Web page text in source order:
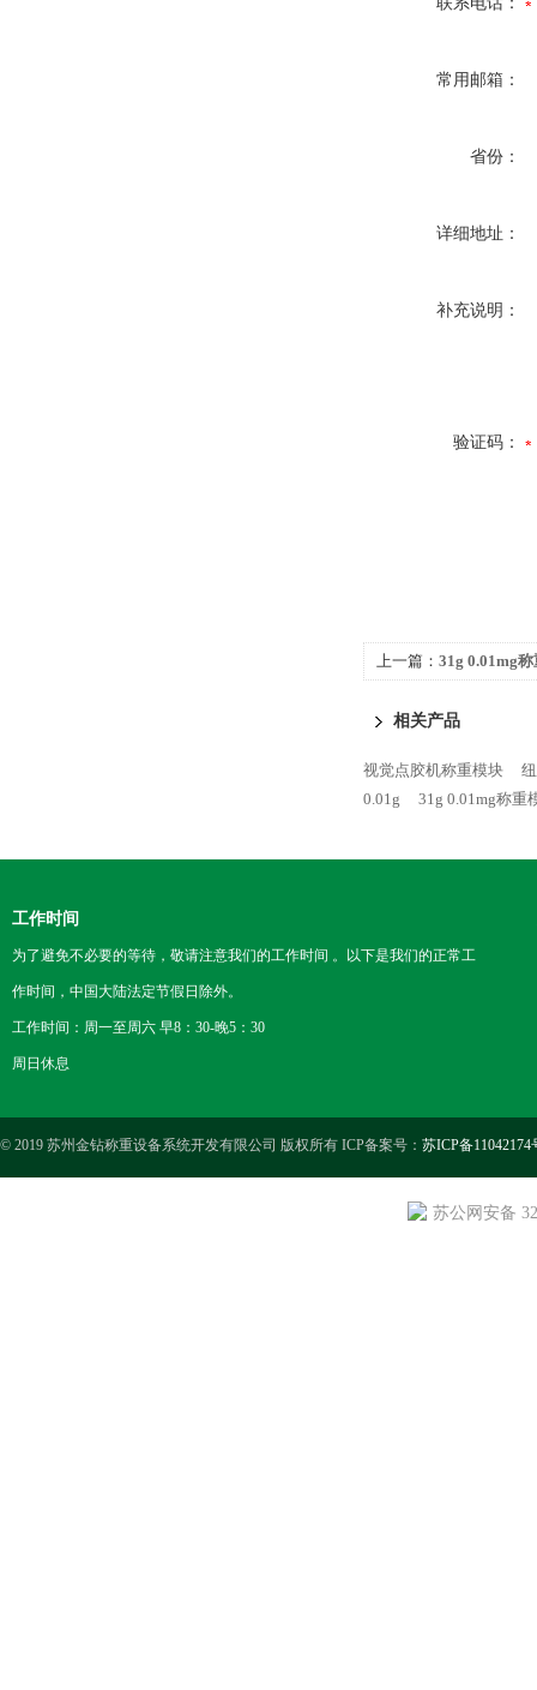
常用邮箱：
省份：
详细地址：
补充说明：
验证码：
上一篇： 31g 0.01mg
相关产品
视觉点胶机称重模块
0.01g
31g 0.01mg称重
工作时间
为了避免不必要的等待，敬请注意我们的工作时间 。以下是我们的正常工
作时间，中国大陆法定节假日除外。
工作时间：周一至周六 早8：30-晚5：30
周日休息
© 2019 苏州金钻称重设备系统开发有限公司 版权所有 ICP备案号： 苏ICP备11042174
苏公网安备